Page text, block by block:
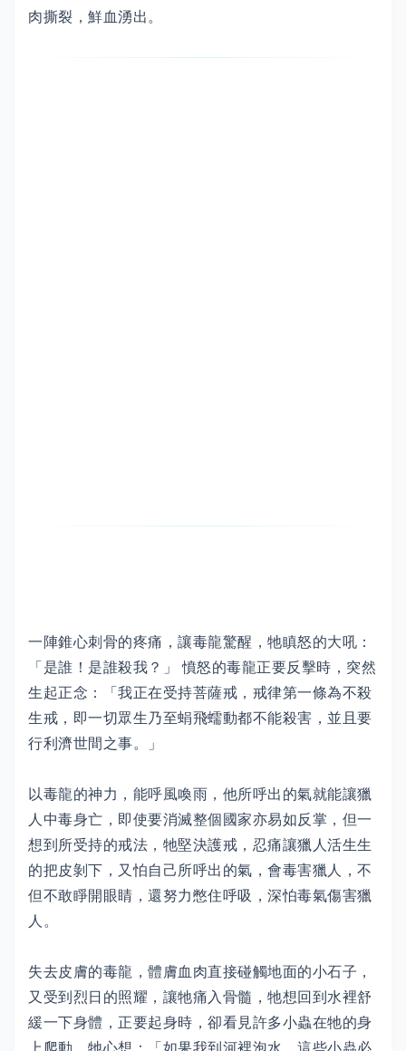
肉撕裂，鮮血湧出。
一陣錐心刺骨的疼痛，讓毒龍驚醒，牠瞋怒的大吼：
「是誰！是誰殺我？」 憤怒的毒龍正要反擊時，突然
生起正念：「我正在受持菩薩戒，戒律第一條為不殺
生戒，即一切眾生乃至蜎飛蠕動都不能殺害，並且要
行利濟世間之事。」
以毒龍的神力，能呼風喚雨，他所呼出的氣就能讓獵
人中毒身亡，即使要消滅整個國家亦易如反掌，但一
想到所受持的戒法，牠堅決護戒，忍痛讓獵人活生生
的把皮剝下，又怕自己所呼出的氣，會毒害獵人，不
但不敢睜開眼睛，還努力憋住呼吸，深怕毒氣傷害獵
人。
失去皮膚的毒龍，體膚血肉直接碰觸地面的小石子，
又受到烈日的照耀，讓牠痛入骨髓，牠想回到水裡舒
緩一下身體，正要起身時，卻看見許多小蟲在牠的身
上爬動，牠心想：「如果我到河裡泡水，這些小蟲必